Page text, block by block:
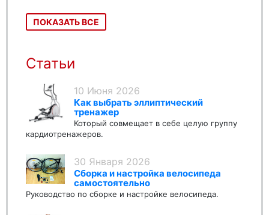
ПОКАЗАТЬ ВСЕ
Статьи
10 Июня 2026
Как выбрать эллиптический
тренажер
Который совмещает в себе целую группу
кардиотренажеров.
30 Января 2026
Сборка и настройка велосипеда
самостоятельно
Руководство по сборке и настройке велосипеда.